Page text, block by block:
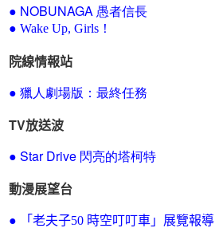
● NOBUNAGA 愚者信長
● Wake Up, Girls！
院線情報站
● 獵人劇場版：最終任務
TV放送波
● Star Drive 閃亮的塔柯特
動漫展望台
● 「老夫子50 時空叮叮車」展覽報導